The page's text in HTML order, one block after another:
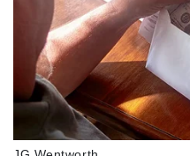
Tin nóng
Tư vấn luật